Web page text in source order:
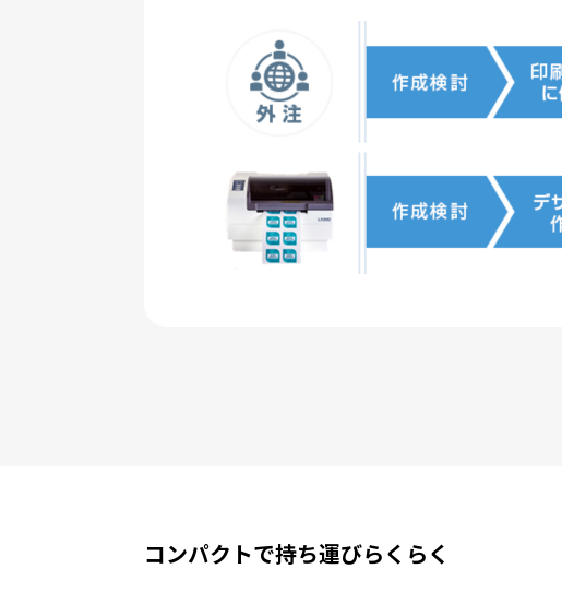
コンパクトで持ち運びらくらく